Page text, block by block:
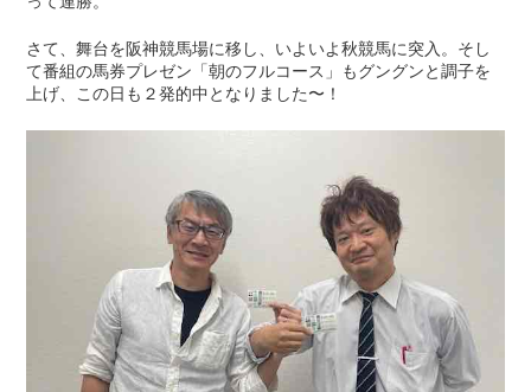
さて、舞台を阪神競馬場に移し、いよいよ秋競馬に突入。そし
て番組の馬券プレゼン「朝のフルコース」もグングンと調子を
上げ、この日も２発的中となりました〜！